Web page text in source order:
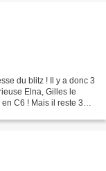
du blitz ! Il y a donc 3
Elna, Gilles le
C6 ! Mais il reste 3